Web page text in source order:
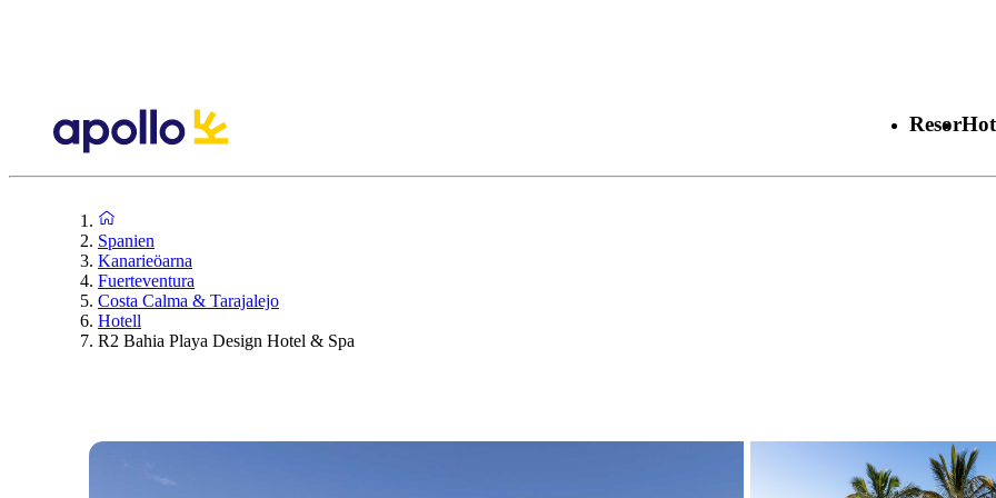
Resor
Spanien
Kanarieöarna
Fuerteventura
Costa Calma & Tarajalejo
Hotell
R2 Bahia Playa Design Hotel & Spa